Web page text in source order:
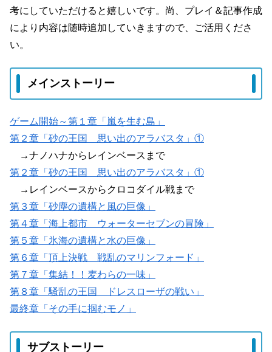
考にしていただけると嬉しいです。尚、プレイ＆記事作成
により内容は随時追加していきますので、ご活用くださ
い。
メインストーリー
ゲーム開始～第１章「嵐を生む島」
第２章「砂の王国 思い出のアラバスタ」①
→ナノハナからレインベースまで
第２章「砂の王国 思い出のアラバスタ」①
→レインベースからクロコダイル戦まで
第３章「砂塵の遺構と風の巨像」
第４章「海上都市 ウォーターセブンの冒険」
第５章「氷海の遺構と水の巨像」
第６章「頂上決戦 戦乱のマリンフォード」
第７章「集結！！麦わらの一味」
第８章「騒乱の王国 ドレスローザの戦い」
最終章「その手に掴むモノ」
サブストーリー